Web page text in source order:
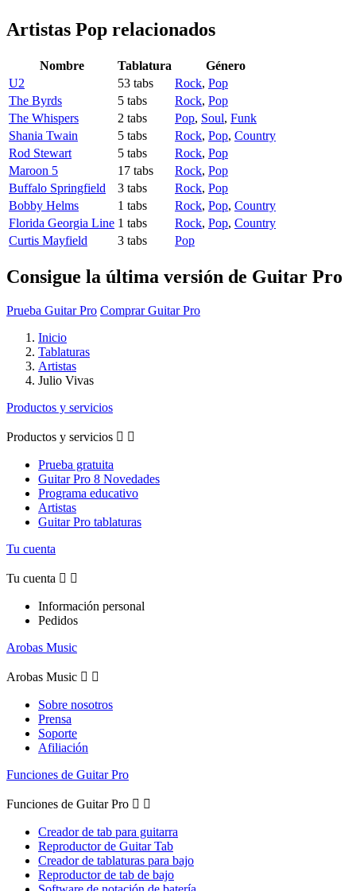
Artistas Pop relacionados
Nombre Tablatura
Género
U2
53 tabs Rock, Pop
The Byrds
5 tabs Rock, Pop
The Whispers
2 tabs Pop, Soul, Funk
Shania Twain
5 tabs Rock, Pop, Country
Rod Stewart
5 tabs Rock, Pop
Maroon 5
17 tabs Rock, Pop
Buffalo Springfield
3 tabs Rock, Pop
Bobby Helms
1 tabs Rock, Pop, Country
Florida Georgia Line 1 tabs Rock, Pop, Country
Curtis Mayfield
3 tabs Pop
Consigue la última versión de Guitar Pro
Prueba Guitar Pro Comprar Guitar Pro
Inicio
Tablaturas
Artistas
Julio Vivas
Productos y servicios
Productos y servicios  
Prueba gratuita
Guitar Pro 8 Novedades
Programa educativo
Artistas
Guitar Pro tablaturas
Tu cuenta
Tu cuenta  
Información personal
Pedidos
Arobas Music
Arobas Music  
Sobre nosotros
Prensa
Soporte
Afiliación
Funciones de Guitar Pro
Funciones de Guitar Pro  
Creador de tab para guitarra
Reproductor de Guitar Tab
Creador de tablaturas para bajo
Reproductor de tab de bajo